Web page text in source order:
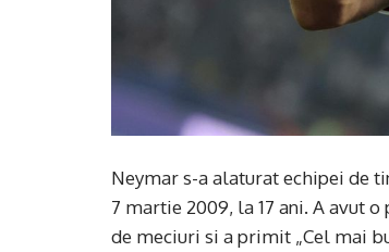
Neymar s-a alaturat echipei de
7 martie 2009, la 17 ani. A avut
de meciuri si a primit „Cel mai